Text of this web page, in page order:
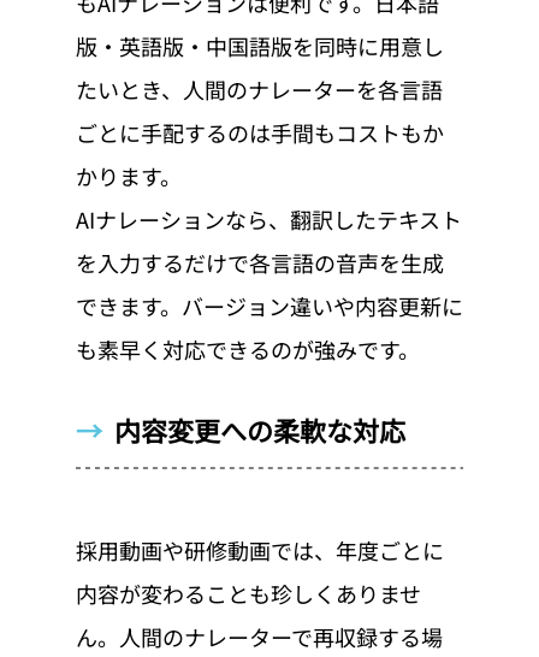
版・英語版・中国語版を同時に用意し
たいとき、人間のナレーターを各言語
ごとに手配するのは手間もコストもか
かります。
AIナレーションなら、翻訳したテキスト
を入力するだけで各言語の音声を生成
できます。バージョン違いや内容更新に
も素早く対応できるのが強みです。
→ 内容変更への柔軟な対応
採用動画や研修動画では、年度ごとに
内容が変わることも珍しくありませ
ん。人間のナレーターで再収録する場